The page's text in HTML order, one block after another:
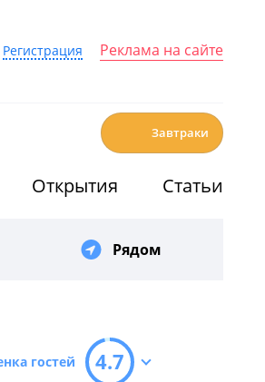
Регистрация Реклама на сайте
Завтраки
Открытия Статьи
Рядом
гостей 4.7